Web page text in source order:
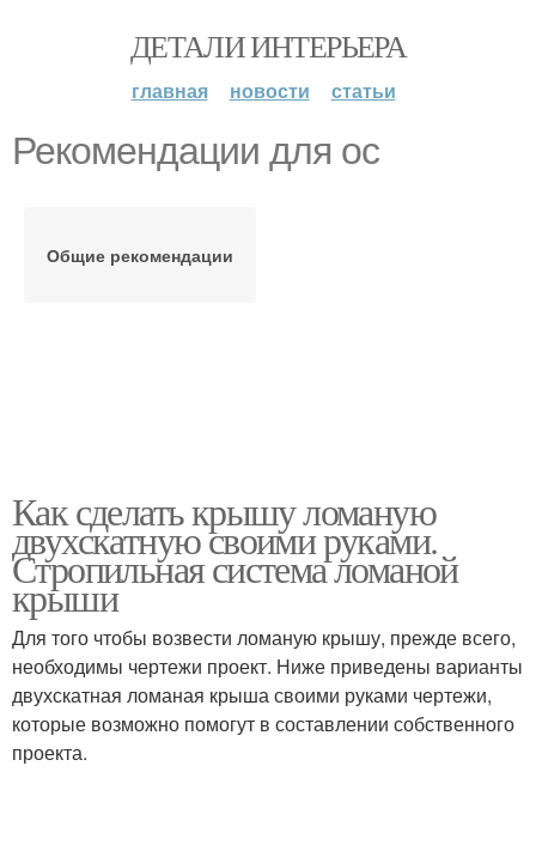
ДЕТАЛИ ИНТЕРЬЕРА
главная новости статьи
Рекомендации для ос
Общие рекомендации
Как сделать крышу ломаную
двухскатную своими руками.
Стропильная система ломаной
крыши
Для того чтобы возвести ломаную крышу, прежде всего,
необходимы чертежи проект. Ниже приведены варианты
двухскатная ломаная крыша своими руками чертежи,
которые возможно помогут в составлении собственного
проекта.